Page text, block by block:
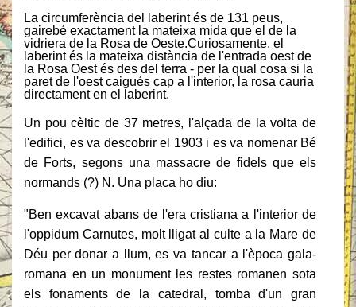
La circumferència del laberint és de 131 peus,
gairebé exactament la mateixa mida que el de la
vidriera de la Rosa de Oeste.Curiosamente, el
laberint és la mateixa distància de l'entrada oest de
la Rosa Oest és des del terra - per la qual cosa si la
paret de l'oest caigués cap a l'interior, la rosa cauria
directament en el laberint.
Un pou cèltic de 37 metres, l'alçada de la volta de
l'edifici, es va descobrir el 1903 i es va nomenar Bé
de Forts, segons una massacre de fidels que els
normands (?) N. Una placa ho diu:
"Ben excavat abans de l'era cristiana a l'interior de
l'oppidum Carnutes, molt lligat al culte a la Mare de
Déu per donar a llum, es va tancar a l'època gala-
romana en un monument les restes romanen sota
els fonaments de la catedral, tomba d'un gran